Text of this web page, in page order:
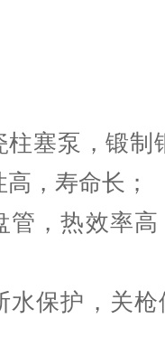
柱塞泵，锻
，寿命长；
管，热效率
水保护，关